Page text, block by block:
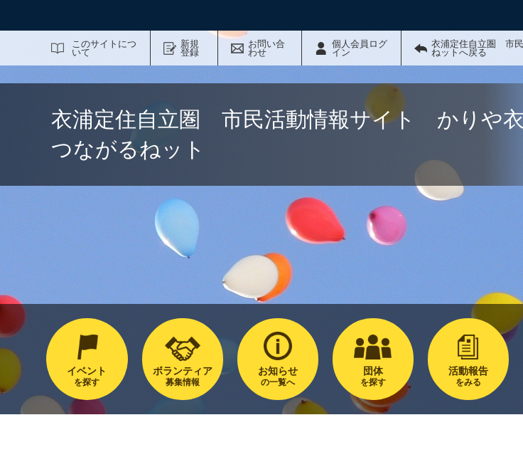
このサイトにつ
いて
新規
登録
お問い合
わせ
個人会員ログ
イン
衣浦定住自立圏 市
ねットへ戻る
衣浦定住自立圏 市民活動情報サイト かりや
つながるねット
イベント
を探す
ボランティア
募集情報
お知らせ
の一覧へ
団体
を探す
活動報告
をみる